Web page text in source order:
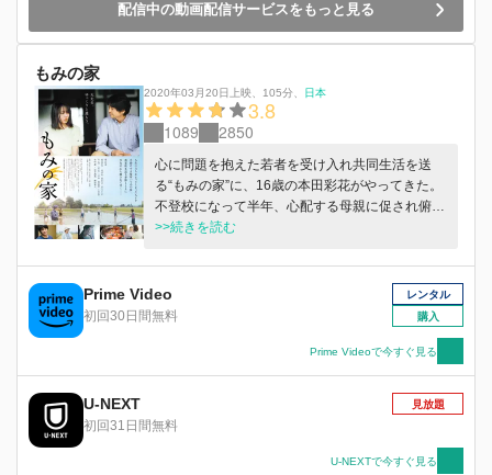
―― 切なくも温かい、涙あふれる感動の物語。
配信中の動画配信サービスをもっと見る
もみの家
2020年03月20日上映、 105分、 日本
3.8
1089 2850
心に問題を抱えた若者を受け入れ共同生活を送
る“もみの家”に、16歳の本田彩花がやってきた。
不登校になって半年、心配する母親に促され俯き
ながらやってきた彩花に、“もみの家”の主・佐藤
周囲に暮らす人々との出会いや豊かな自然、日々
を過ごす中で感じ取った大切な“なにか”に突き動
かされ、息苦しい時間を過ごしていた彩花は少し
ずつ自らの気持ちと向き合あっていく…。
>>続きを読む
Prime Video
初回30日間無料
レンタル
購入
Prime Videoで今すぐ見る
U-NEXT
初回31日間無料
見放題
U-NEXTで今すぐ見る